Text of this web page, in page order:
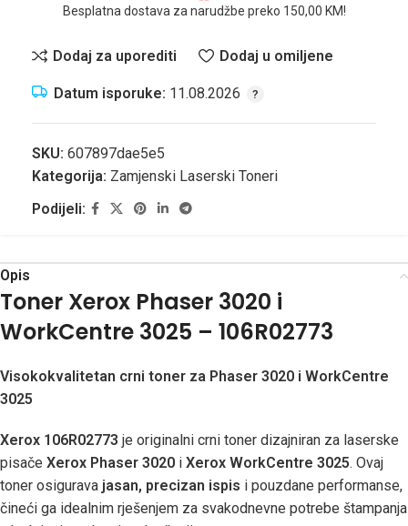
Besplatna dostava za narudžbe preko 150,00 KM!
Dodaj za uporediti Dodaj u omiljene
Datum isporuke: 11.08.2026
SKU: 607897dae5e5
Kategorija: Zamjenski Laserski Toneri
Podijeli:
Opis
Toner Xerox Phaser 3020 i
WorkCentre 3025 – 106R02773
Visokokvalitetan crni toner za Phaser 3020 i WorkCentre
3025
Xerox 106R02773 je originalni crni toner dizajniran za laserske
pisače Xerox Phaser 3020 i Xerox WorkCentre 3025. Ovaj
toner osigurava jasan, precizan ispis i pouzdane performanse,
čineći ga idealnim rješenjem za svakodnevne potrebe štampanja